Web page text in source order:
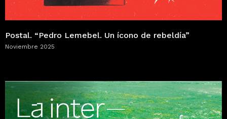
Postal. “Pedro Lemebel. Un ícono de rebeldía”
Noviembre 2025